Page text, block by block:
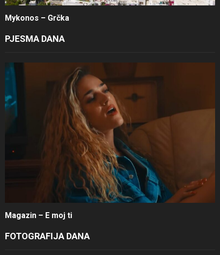
Mykonos – Grčka
PJESMA DANA
Magazin – E moj ti
FOTOGRAFIJA DANA